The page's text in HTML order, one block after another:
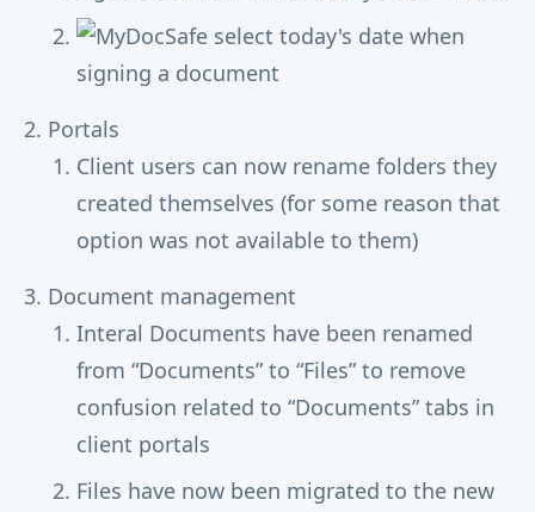
Portals
Client users can now rename folders they
created themselves (for some reason that
option was not available to them)
Document management
Interal Documents have been renamed
from “Documents” to “Files” to remove
confusion related to “Documents” tabs in
client portals
Files have now been migrated to the new